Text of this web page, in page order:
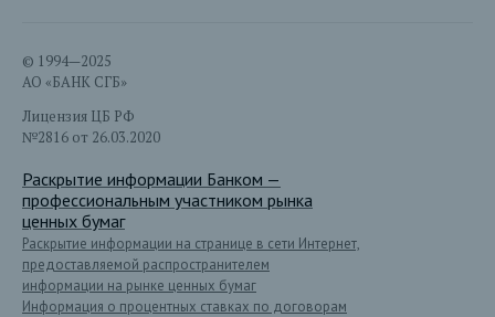
© 1994—2025
АО «БАНК СГБ»
Лицензия ЦБ РФ
№2816 от 26.03.2020
Раскрытие информации Банком —
профессиональным участником рынка
ценных бумаг
Раскрытие информации на странице в сети Интернет,
предоставляемой распространителем
информации на рынке ценных бумаг
Информация о процентных ставках по договорам